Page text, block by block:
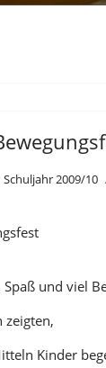
Schuljahr 2009/10
und viel
zeigten,
Kinder